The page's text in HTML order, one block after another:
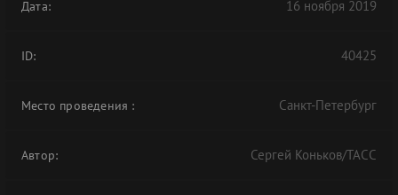
Дата: 16 ноября 2019
ID: 40425
Место проведения : Санкт-Петербург
Автор: Сергей Коньков/ТАСС